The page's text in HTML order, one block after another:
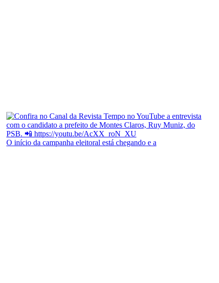
O início da campanha eleitoral está chegando e a